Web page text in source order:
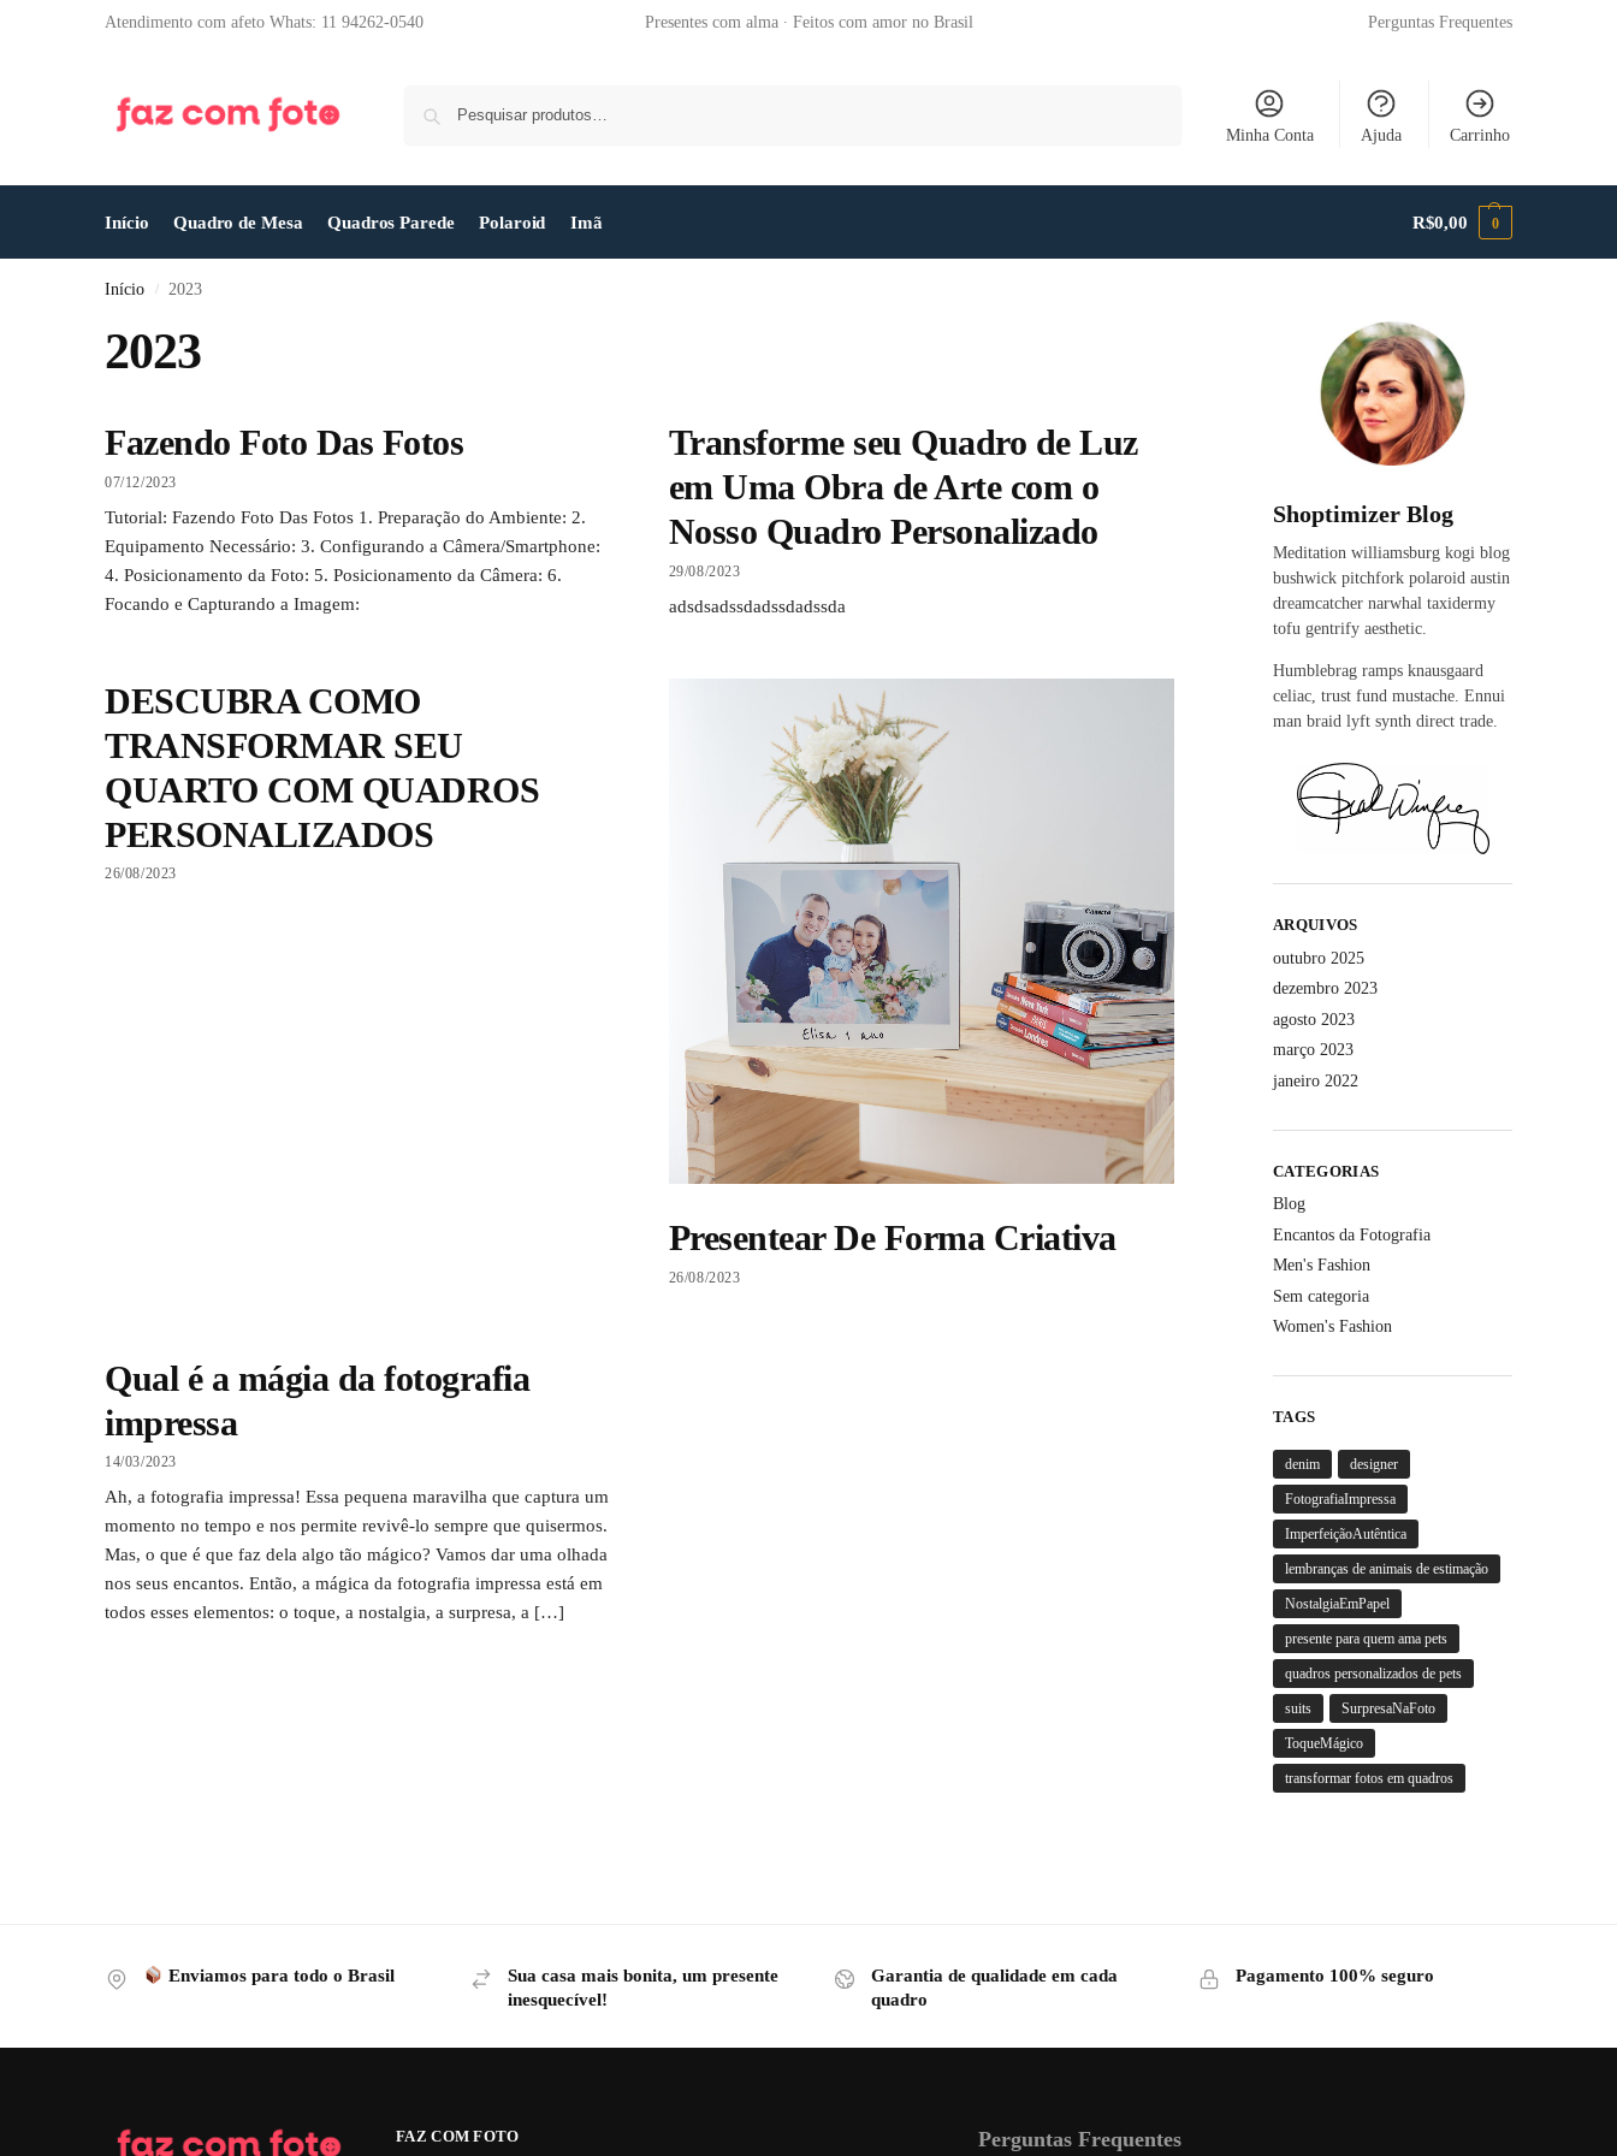
Atendimento com afeto Whats: 11 94262-0540 Presentes com alma ∙ Feitos com amor no Brasil Perguntas Frequentes
Minha Conta Ajuda Carrinho
Início Quadro de Mesa Quadros Parede Polaroid Imã R$0,00 0
Início / 2023
2023
Fazendo Foto Das Fotos
07/12/2023
Tutorial: Fazendo Foto Das Fotos 1. Preparação do Ambiente: 2.
Equipamento Necessário: 3. Configurando a Câmera/Smartphone:
4. Posicionamento da Foto: 5. Posicionamento da Câmera: 6.
Focando e Capturando a Imagem:
Transforme seu Quadro de Luz
em Uma Obra de Arte com o
Nosso Quadro Personalizado
29/08/2023
adsdsadssdadssdadssda
DESCUBRA COMO
TRANSFORMAR SEU
QUARTO COM QUADROS
PERSONALIZADOS
26/08/2023
Presentear De Forma Criativa
26/08/2023
Qual é a mágia da fotografia
impressa
14/03/2023
Ah, a fotografia impressa! Essa pequena maravilha que captura um
momento no tempo e nos permite revivê-lo sempre que quisermos.
Mas, o que é que faz dela algo tão mágico? Vamos dar uma olhada
nos seus encantos. Então, a mágica da fotografia impressa está em
todos esses elementos: o toque, a nostalgia, a surpresa, a […]
Shoptimizer Blog
Meditation williamsburg kogi blog
bushwick pitchfork polaroid austin
dreamcatcher narwhal taxidermy
tofu gentrify aesthetic.
Humblebrag ramps knausgaard
celiac, trust fund mustache. Ennui
man braid lyft synth direct trade.
ARQUIVOS
outubro 2025
dezembro 2023
agosto 2023
março 2023
janeiro 2022
CATEGORIAS
Blog
Encantos da Fotografia
Men's Fashion
Sem categoria
Women's Fashion
TAGS
denim designer
FotografiaImpressa
ImperfeiçãoAutêntica
lembranças de animais de estimação
NostalgiaEmPapel
presente para quem ama pets
quadros personalizados de pets
suits SurpresaNaFoto
ToqueMágico
transformar fotos em quadros
Enviamos para todo o Brasil
Sua casa mais bonita, um presente
inesquecível!
Garantia de qualidade em cada
quadro
Pagamento 100% seguro
FAZ COM FOTO Perguntas Frequentes